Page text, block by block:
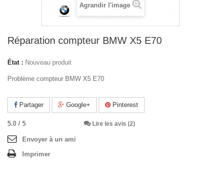
Agrandir l'image
Réparation compteur BMW X5 E70
État : Nouveau produit
Problème compteur BMW X5 E70
Partager Google+ Pinterest
5.0 / 5 Lire les avis (2)
Envoyer à un ami
Imprimer